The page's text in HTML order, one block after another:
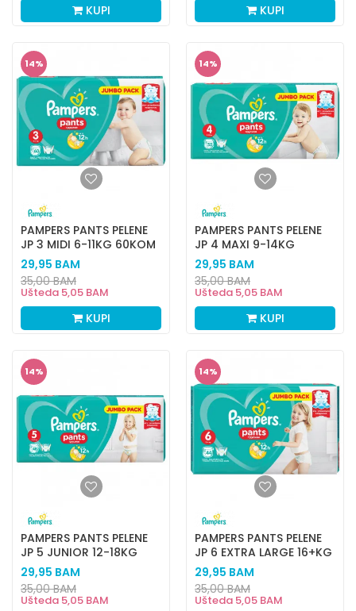
KUPI KUPI
14%
PAMPERS PANTS PELENE
JP 3 MIDI 6-11KG 60KOM
29,95 BAM
Ušteda 5,05 BAM
35,00BAM
KUPI
14%
PAMPERS PANTS PELENE
JP 4 MAXI 9-14KG
52KOM
29,95 BAM
Ušteda 5,05 BAM
35,00BAM
KUPI
14%
PAMPERS PANTS PELENE
JP 5 JUNIOR 12-18KG
48KOM
29,95 BAM
Ušteda 5,05 BAM
35,00BAM
14%
PAMPERS PANTS PELENE
JP 6 EXTRA LARGE 16+KG
44KOM
29,95 BAM
Ušteda 5,05 BAM
35,00BAM